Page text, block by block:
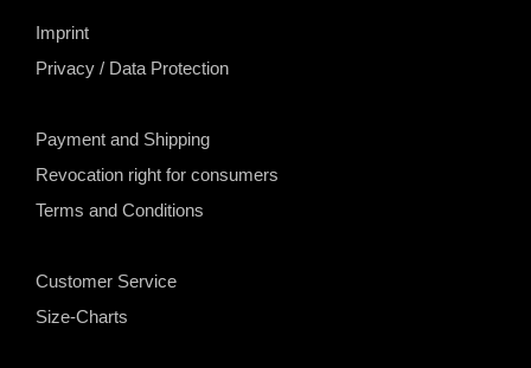
Imprint
Privacy / Data Protection
Payment and Shipping
Revocation right for consumers
Terms and Conditions
Customer Service
Size-Charts